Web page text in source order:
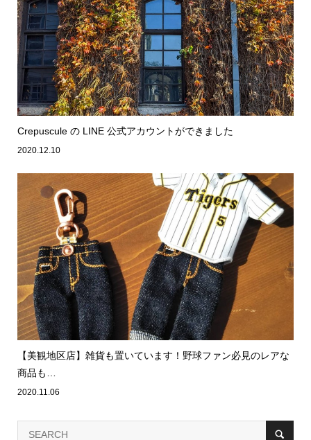
Crepuscule の LINE 公式アカウントができました
2020.12.10
【美観地区店】雑貨も置いています！野球ファン必見のレアな
商品も…
2020.11.06